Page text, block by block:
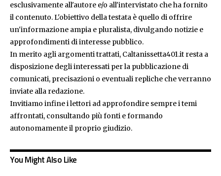
esclusivamente all'autore e/o all'intervistato che ha fornito
il contenuto. L'obiettivo della testata è quello di offrire
un'informazione ampia e pluralista, divulgando notizie e
approfondimenti di interesse pubblico.
In merito agli argomenti trattati, Caltanissetta401.it resta a
disposizione degli interessati per la pubblicazione di
comunicati, precisazioni o eventuali repliche che verranno
inviate alla redazione.
Invitiamo infine i lettori ad approfondire sempre i temi
affrontati, consultando più fonti e formando
autonomamente il proprio giudizio.
You Might Also Like